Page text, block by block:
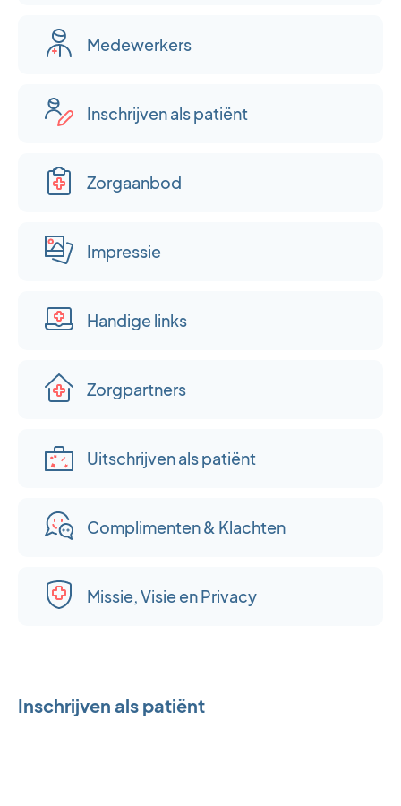
Medewerkers
Inschrijven als patiënt
Zorgaanbod
Impressie
Handige links
Zorgpartners
Uitschrijven als patiënt
Complimenten & Klachten
Missie, Visie en Privacy
Inschrijven als patiënt